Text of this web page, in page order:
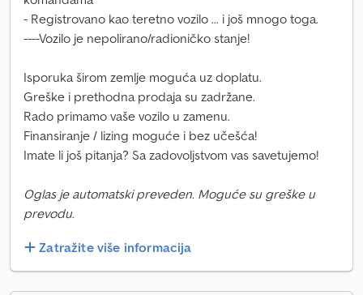
- Registrovano kao teretno vozilo ... i još mnogo toga.
----Vozilo je nepolirano/radioničko stanje!
Isporuka širom zemlje moguća uz doplatu.
Greške i prethodna prodaja su zadržane.
Rado primamo vaše vozilo u zamenu.
Finansiranje / lizing moguće i bez učešća!
Imate li još pitanja? Sa zadovoljstvom vas savetujemo!
Oglas je automatski preveden. Moguće su greške u
prevodu.
Zatražite više informacija